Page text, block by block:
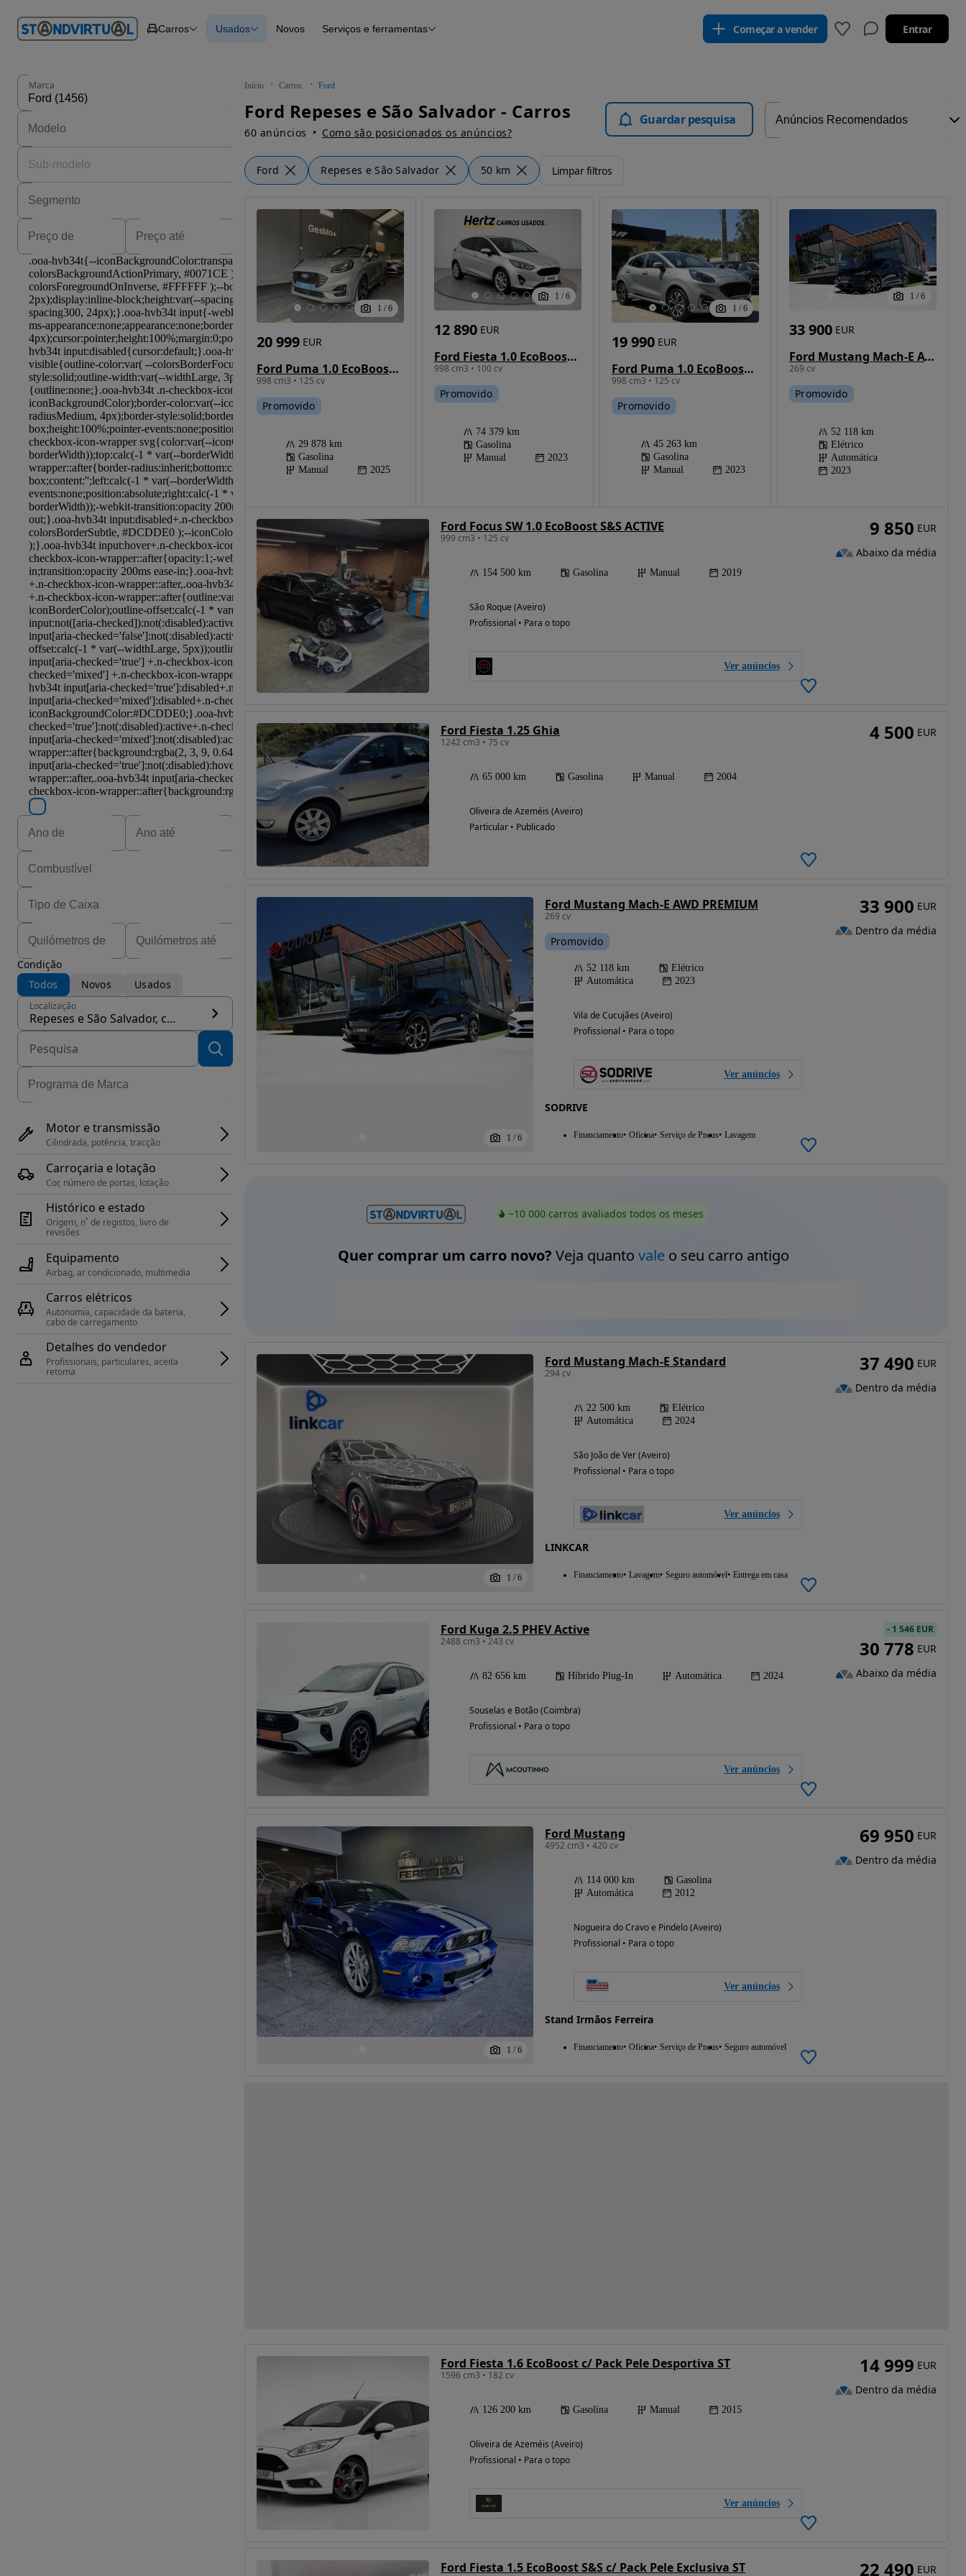
em
Carros Carros
Carros
Novos
Usados Novos Serviços e ferramentas Começar a vender Entrar
Início Carros Ford
Ford Repeses e São Salvador - Carros
60 anúncios Como são posicionados os anúncios?
Guardar pesquisa
Ford Repeses e São Salvador 50 km Limpar filtros
Marca
financiamento
Condição
Todos
Novos Usados
Localização
Repeses e São Salvador, concelho Viseu
Motor e transmissão
Cilindrada, potência, tracção
Carroçaria e lotação
Cor, número de portas, lotação
Histórico e estado
Origem, n˚ de registos, livro de
revisões
Equipamento
Airbag, ar condicionado, multimedia
Carros elétricos
Autonomia, capacidade da bateria,
cabo de carregamento
Detalhes do vendedor
Profissionais, particulares, aceita
retoma
1 / 6
Ford Puma 1.0 EcoBoost MHEV ST-Line
998 cm3 • 125 cv
20 999 EUR
Promovido
29 878 km
Gasolina
Manual
2025
1 / 6
Ford Fiesta 1.0 EcoBoost Trend Connected
998 cm3 • 100 cv
12 890 EUR
Promovido
74 379 km
Gasolina
Manual
2023
1 / 6
Ford Puma 1.0 EcoBoost MHEV ST-Line
998 cm3 • 125 cv
19 990 EUR
Promovido
45 263 km
Gasolina
Manual
2023
1 / 6
Ford Mustang Mach-E AWD PREMIUM
269 cv
33 900 EUR
Promovido
52 118 km
Elétrico
Automática
2023
Ford Focus SW 1.0 EcoBoost S&S ACTIVE
999 cm3 • 125 cv
154 500 km Gasolina Manual 2019
São Roque (Aveiro)
Profissional • Para o topo
Ver anúncios
9 850 EUR
Abaixo da média
Ford Fiesta 1.25 Ghia
1242 cm3 • 75 cv
65 000 km Gasolina Manual 2004
Oliveira de Azeméis (Aveiro)
Particular • Publicado
4 500 EUR
1 / 6
Ford Mustang Mach-E AWD PREMIUM
269 cv
Promovido
52 118 km
Elétrico
Automática
2023
Vila de Cucujães (Aveiro)
Profissional • Para o topo
Ver anúncios
SODRIVE
Financiamento Oficina Serviço de Pneus Lavagem
33 900 EUR
Dentro da média
~10 000 carros avaliados todos os meses
Quer comprar um carro novo? Veja quanto valeo seu carro antigo
1 / 6
Ford Mustang Mach-E Standard
294 cv
22 500 km
Elétrico
Automática
2024
São João de Ver (Aveiro)
Profissional • Para o topo
Ver anúncios
LINKCAR
Financiamento Lavagem Seguro automóvel Entrega em casa
37 490 EUR
Dentro da média
Ford Kuga 2.5 PHEV Active
2488 cm3 • 243 cv
82 656 km Híbrido Plug-In Automática 2024
Souselas e Botão (Coimbra)
Profissional • Para o topo
Ver anúncios
- 1 546 EUR
30 778 EUR
Abaixo da média
1 / 6
Ford Mustang
4952 cm3 • 420 cv
114 000 km
Gasolina
Automática
2012
Nogueira do Cravo e Pindelo (Aveiro)
Profissional • Para o topo
Ver anúncios
Stand Irmãos Ferreira
Financiamento Oficina Serviço de Pneus Seguro automóvel
69 950 EUR
Dentro da média
Ford Fiesta 1.6 EcoBoost c/ Pack Pele Desportiva ST
1596 cm3 • 182 cv
126 200 km Gasolina Manual 2015
Oliveira de Azeméis (Aveiro)
Profissional • Para o topo
Ver anúncios
14 999 EUR
Dentro da média
Ford Fiesta 1.5 EcoBoost S&S c/ Pack Pele Exclusiva ST 22 490 EUR